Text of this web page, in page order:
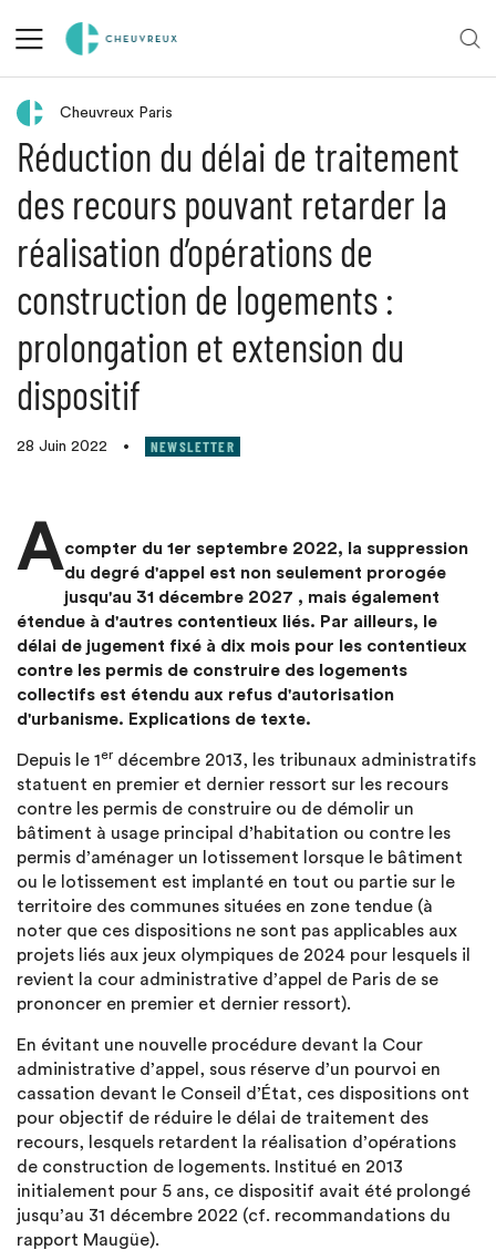
Retour aux actualités
Cheuvreux Paris
Réduction du délai de traitement
des recours pouvant retarder la
réalisation d’opérations de
construction de logements :
prolongation et extension du
dispositif
28 Juin 2022 • NEWSLETTER
Acompter du 1er septembre 2022, la suppression
du degré d'appel est non seulement prorogée
jusqu'au 31 décembre 2027 , mais également
étendue à d'autres contentieux liés. Par ailleurs, le
délai de jugement fixé à dix mois pour les contentieux
contre les permis de construire des logements
collectifs est étendu aux refus d'autorisation
d'urbanisme. Explications de texte.
Depuis le 1er décembre 2013, les tribunaux administratifs
statuent en premier et dernier ressort sur les recours
contre les permis de construire ou de démolir un
bâtiment à usage principal d’habitation ou contre les
permis d’aménager un lotissement lorsque le bâtiment
ou le lotissement est implanté en tout ou partie sur le
territoire des communes situées en zone tendue (à
noter que ces dispositions ne sont pas applicables aux
projets liés aux jeux olympiques de 2024 pour lesquels il
revient la cour administrative d’appel de Paris de se
prononcer en premier et dernier ressort).
En évitant une nouvelle procédure devant la Cour
administrative d’appel, sous réserve d’un pourvoi en
cassation devant le Conseil d’État, ces dispositions ont
pour objectif de réduire le délai de traitement des
recours, lesquels retardent la réalisation d’opérations
de construction de logements. Institué en 2013
initialement pour 5 ans, ce dispositif avait été prolongé
jusqu’au 31 décembre 2022 (cf. recommandations du
rapport Maugüe).